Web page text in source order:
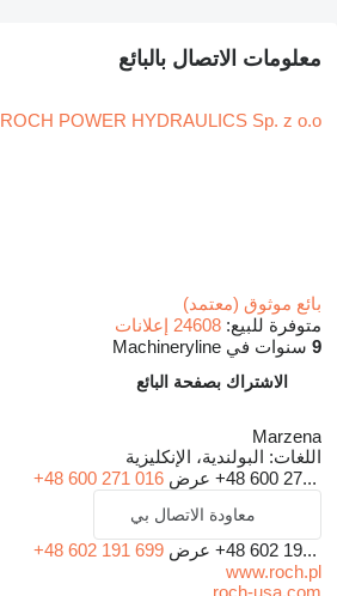
معلومات الاتصال بالبائع
ROCH POWER HYDRAULICS Sp. z o.o.
بائع موثوق (معتمد)
متوفرة للبيع: 24608 إعلانات
9 سنوات في Machineryline
الاشتراك بصفحة البائع
Marzena
اللغات: البولندية، الإنكليزية
+48 600 27... عرض +48 600 271 016
معاودة الاتصال بي
+48 602 19... عرض +48 602 191 699
www.roch.pl